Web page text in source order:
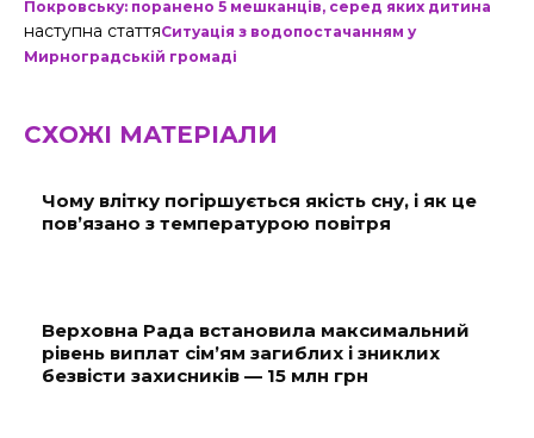
Покровську: поранено 5 мешканців, серед яких дитина
наступна статтяСитуація з водопостачанням у
Мирноградській громаді
СХОЖІ МАТЕРІАЛИ
Чому влітку погіршується якість сну, і як це
пов’язано з температурою повітря
Верховна Рада встановила максимальний
рівень виплат сім’ям загиблих і зниклих
безвісти захисників — 15 млн грн